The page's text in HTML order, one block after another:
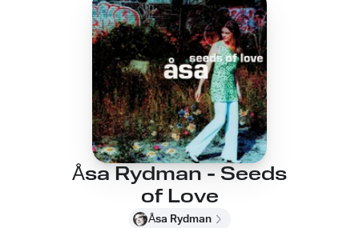
Åsa Rydman - Seeds
of Love
Åsa Rydman